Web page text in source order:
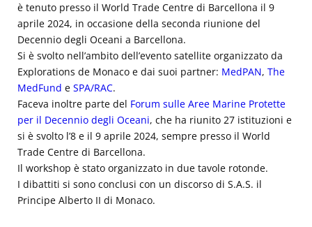
è tenuto presso il World Trade Centre di Barcellona il 9
aprile 2024, in occasione della seconda riunione del
Decennio degli Oceani a Barcellona.
Si è svolto nell’ambito dell’evento satellite organizzato da
Explorations de Monaco e dai suoi partner: MedPAN, The
MedFund e SPA/RAC.
Faceva inoltre parte del Forum sulle Aree Marine Protette
per il Decennio degli Oceani, che ha riunito 27 istituzioni e
si è svolto l’8 e il 9 aprile 2024, sempre presso il World
Trade Centre di Barcellona.
Il workshop è stato organizzato in due tavole rotonde.
I dibattiti si sono conclusi con un discorso di S.A.S. il
Principe Alberto II di Monaco.